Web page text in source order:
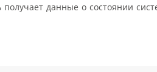
получает данные о состоянии